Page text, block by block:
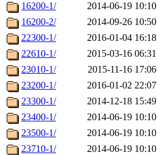
16200-1/
2014-06-19 10:10
16200-2/
2014-09-26 10:50
22300-1/
2016-01-04 16:18
22610-1/
2015-03-16 06:31
23010-1/
2015-11-16 17:06
23200-1/
2016-01-02 22:07
23300-1/
2014-12-18 15:49
23400-1/
2014-06-19 10:10
23500-1/
2014-06-19 10:10
23710-1/
2014-06-19 10:10